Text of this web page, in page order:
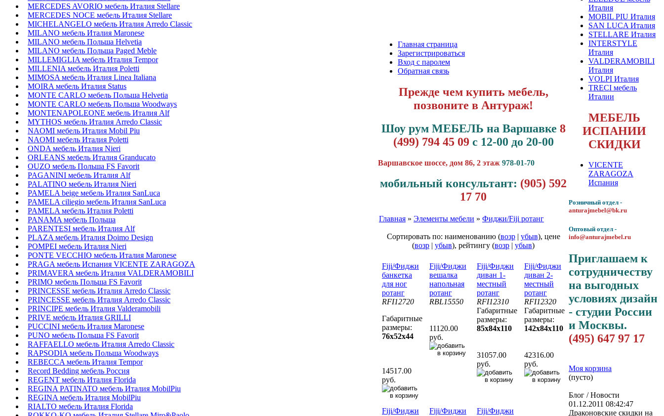
MERCEDES AVORIO мебель Италия Stellare
MERCEDES NOCE мебель Италия Stellare
MICHELANGELO мебель Италия Arredo Classic
MILANO мебель Италия Maronese
MILANO мебель Польша Helvetia
MILANO мебель Польша Paged Meble
MILLEMIGLIA мебель Италия Tempor
MILLENIA мебель Италия Poletti
MIMOSA мебель Италия Linea Italiana
MOIRA мебель Италия Status
MONTE CARLO мебель Польша Helvetia
MONTE CARLO мебель Польша Woodways
MONTENAPOLEONE мебель Италия Alf
MYTHOS мебель Италия Arredo Classic
NAOMI мебель Италия Mobil Piu
NAOMI мебель Италия Poletti
ONDA мебель Италия Nieri
ORLEANS мебель Италия Granducato
OUZO мебель Польша FS Favorit
PAGANINI мебель Италия Alf
PALATINO мебель Италия Nieri
PAMELA beige мебель Италия SanLuca
PAMELA ciliegio мебель Италия SanLuca
PAMELA мебель Италия Poletti
PANAMA мебель Польша
PARENTESI мебель Италия Alf
PLAZA мебель Италия Doimo Design
POMPEI мебель Италия Nieri
PONTE VECCHIO мебель Италия Maronese
PRAGA мебель Испания VICENTE ZARAGOZA
PRIMAVERA мебель Италия VALDERAMOBILI
PRIMO мебель Польша FS Favorit
PRINCESSE мебель Италия Arredo Classic
PRINCESSE мебель Италия Arredo Classic
PRINCIPE мебель Италия Valderamobili
PRIVE мебель Италия GRILLI
PUCCINI мебель Италия Maronese
PUNO мебель Польша FS Favorit
RAFFAELLO мебель Италия Arredo Classic
RAPSODIA мебель Польша Woodways
REBECCA мебель Италия Tempor
Record Bedding мебель Россия
REGENT мебель Италия Florida
REGINA PATINATO мебель Италия MobilPiu
REGINA мебель Италия MobilPiu
RIALTO мебель Италия Florida
Главная страница
Зарегистрироваться
Вход с паролем
Обратная связь
Прежде чем купить мебель,
позвоните в Антураж!
Шоу рум МЕБЕЛЬ на Варшавке 8
(499) 794 45 09с 12-00 до 20-00
Варшавское шоссе, дом 86, 2 этаж 978-01-70
мобильный консультант: (905) 592
17 70
Главная » Элементы мебели » Фиджи/Fiji ротанг
Сортировать по: наименованию (возр| убыв), цене
(возр | убыв), рейтингу (возр | убыв)
Fiji/Фиджи
банкетка
для ног
ротанг
RFI12720
Габаритные
размеры:
76x52x44
14517.00
руб.
Fiji/Фиджи
вешалка
напольная
ротанг
RBL15550
11120.00
руб.
Fiji/Фиджи
диван 1-
местный
ротанг
RFI12310
Габаритные
размеры:
85x84x110
31057.00
руб.
Fiji/Фиджи
диван 2-
местный
ротанг
RFI12320
Габаритные
размеры:
142x84x110
42316.00
руб.
Fiji/Фиджи
Fiji/Фиджи
Fiji/Фиджи
Италия
MOBIL PIU Италия
SAN LUCA Италия
STELLARE Италия
INTERSTYLE
Италия
VALDERAMOBILI
Италия
VOLPI Италия
TRECI мебель
Италии
МЕБЕЛЬ
ИСПАНИИ
СКИДКИ
VICENTE
ZARAGOZA
Испания
Розничный отдел -
anturajmebel@bk.ru
Оптовый отдел -
info@anturajmebel.ru
Приглашаем к
сотрудничеству
на выгодных
условиях дизайн
- студии России
и Москвы.
(495) 647 97 17
Моя корзина
(пусто)
Блог / Новости
01.12.2011 08:42:47
Драконовские скидки на